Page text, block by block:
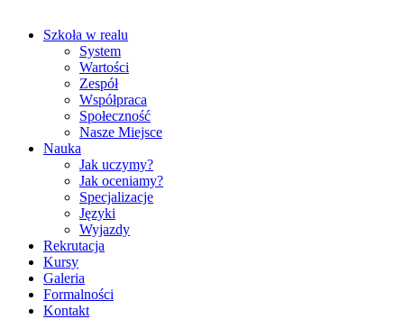
Szkoła w realu
System
Wartości
Zespół
Współpraca
Społeczność
Nasze Miejsce
Nauka
Jak uczymy?
Jak oceniamy?
Specjalizacje
Języki
Wyjazdy
Rekrutacja
Kursy
Galeria
Formalności
Kontakt